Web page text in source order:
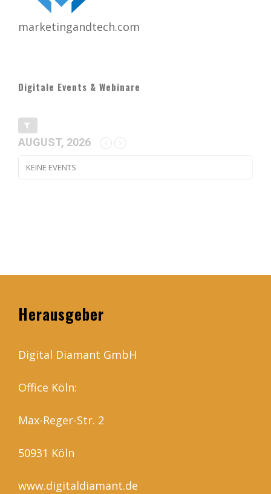
marketingandtech.com
Digitale Events & Webinare
AUGUST, 2026
KEINE EVENTS
Herausgeber
Digital Diamant GmbH
Office Köln:
Max-Reger-Str. 2
50931 Köln
www.digitaldiamant.de